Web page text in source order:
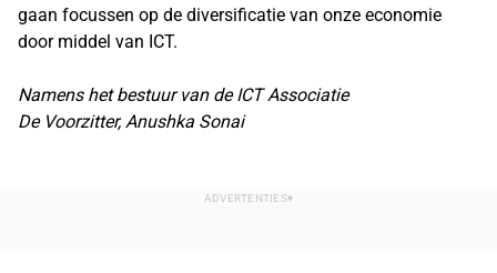
gaan focussen op de diversificatie van onze economie
door middel van ICT.
Namens het bestuur van de ICT Associatie
De Voorzitter, Anushka Sonai